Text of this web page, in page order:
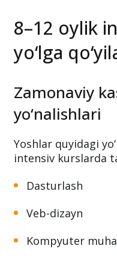
8–12 oylik
yo‘lga
Zamonaviy
yo‘nalishlari
Yoshlar quyidagi
intensiv kurslarda
Dasturlash
Veb-dizayn
Kompyuter